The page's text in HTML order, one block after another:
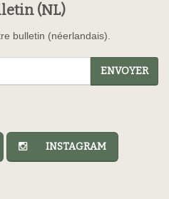
(NL)
bulletin (néerlandais).
ENVOYER
INSTAGRAM